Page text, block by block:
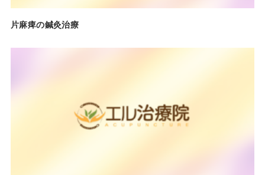
片麻痺の鍼灸治療